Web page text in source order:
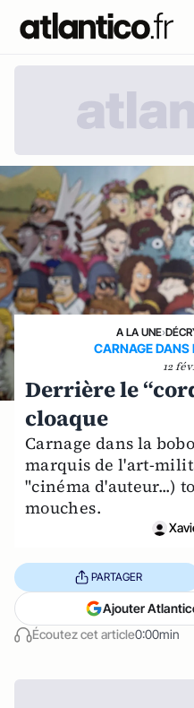
A LA UNE›
CARNAGE
12
Derrière le
cloaque
Carnage dans la
marquis de l'art-
"cinéma d'auteur...)
mouches.
Écoutez cet article0:00min
PARTAGER
Ajouter